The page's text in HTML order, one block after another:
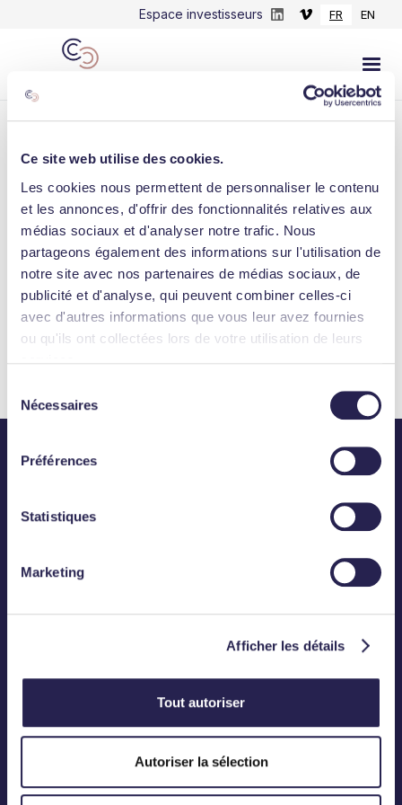
Ce site web utilise des cookies.
Les cookies nous permettent de personnaliser le contenu
et les annonces, d'offrir des fonctionnalités relatives aux
médias sociaux et d'analyser notre trafic. Nous
partageons également des informations sur l'utilisation de
notre site avec nos partenaires de médias sociaux, de
publicité et d'analyse, qui peuvent combiner celles-ci
avec d'autres informations que vous leur avez fournies
ou qu'ils ont collectées lors de votre utilisation de leurs
Nécessaires
Préférences
Statistiques
Marketing
Afficher les détails
Tout autoriser
Autoriser la sélection
Espace investisseurs FR EN
LINKEDIN
Un témoignage qui souligne l'efficacité
d'iDViniteca dans le cadre de la planification
des vendanges...
June 7, 2022
Consulter l'actualité
01 83 75 50 00
BUREAU
12, Rond-Point des Champs-Elysées
75008 Paris